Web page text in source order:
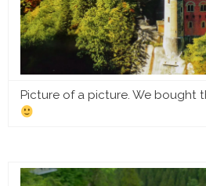
Picture of a picture. We bought